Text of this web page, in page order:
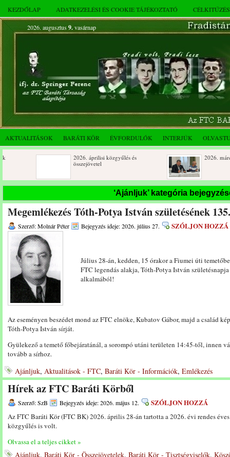
KEZDŐLAP ADATKEZELÉSI ÉS COOKIE TÁJÉKOZTATÓ
2026. augusztus 9.vasárnap
AKTUALITÁSOK BARÁTI KÖR ÉVFORDULÓK INTERJÚK
2026. áprilisi közgyűlés és
2026. márciusi összejövetel
Rendkívüli közgyűlés és a 2025.
Dálnoki József 90 éves
‘Ajánljuk’ kategória
Megemlékezés Tóth-Potya István születésének
Szerző: Molnár Péter Bejegyzés ideje: 2026. július 27. SZÓLJON HOZZÁ
Július 28-án, kedden, 15 órakor a Fiumei úti
FTC legendás alakja, Tóth-Potya István
alkalmából!
Az eseményen beszédet mond az FTC elnöke, Kubatov Gábor, majd a család
Tóth-Potya István sírját.
Gyülekező a temető főbejáratánál, a sorompó utáni területen 14:45-től, innen
tovább a sírhoz.
Ajánljuk, Aktualitások - FTC, Baráti Kör - Információk, Emlékezés
Hírek az FTC Baráti Körből
Szerző: SzB Bejegyzés ideje: 2026. május 12. SZÓLJON HOZZÁ
Az FTC Baráti Kör (FTC BK) 2026. április 28-án tartotta a 2026. évi rendes
közgyűlés is volt.
Olvassa el a teljes cikket »
Ajánljuk, Baráti Kör - Összejövetelek, Baráti Kör - Tisztségviselők,